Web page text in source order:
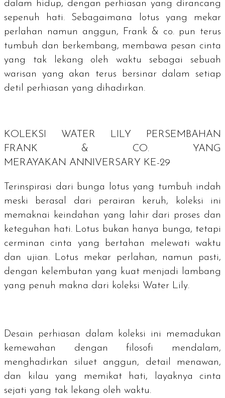
dalam hidup, dengan perhiasan yang dirancang
sepenuh hati. Sebagaimana lotus yang mekar
perlahan namun anggun, Frank & co. pun terus
tumbuh dan berkembang, membawa pesan cinta
yang tak lekang oleh waktu sebagai sebuah
warisan yang akan terus bersinar dalam setiap
detil perhiasan yang dihadirkan.
KOLEKSI WATER LILY PERSEMBAHAN
FRANK & CO. YANG
MERAYAKAN ANNIVERSARY KE-29
Terinspirasi dari bunga lotus yang tumbuh indah
meski berasal dari perairan keruh, koleksi ini
memaknai keindahan yang lahir dari proses dan
keteguhan hati. Lotus bukan hanya bunga, tetapi
cerminan cinta yang bertahan melewati waktu
dan ujian. Lotus mekar perlahan, namun pasti,
dengan kelembutan yang kuat menjadi lambang
yang penuh makna dari koleksi Water Lily.
Desain perhiasan dalam koleksi ini memadukan
kemewahan dengan filosofi mendalam,
menghadirkan siluet anggun, detail menawan,
dan kilau yang memikat hati, layaknya cinta
sejati yang tak lekang oleh waktu.